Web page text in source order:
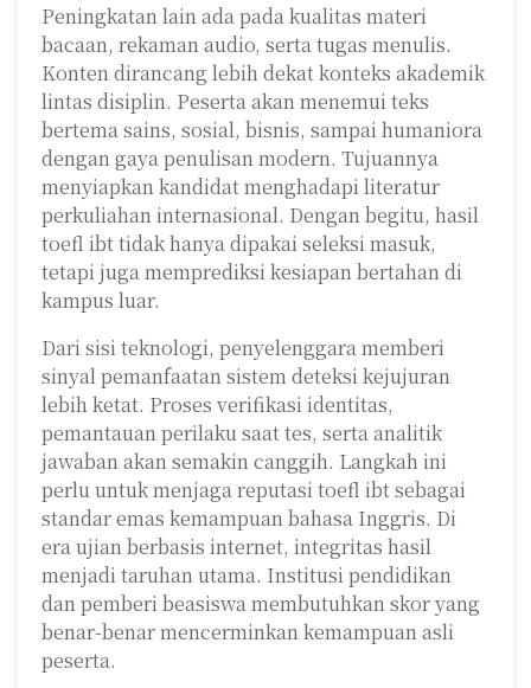
Peningkatan lain ada pada kualitas materi
bacaan, rekaman audio, serta tugas menulis.
Konten dirancang lebih dekat konteks akademik
lintas disiplin. Peserta akan menemui teks
bertema sains, sosial, bisnis, sampai humaniora
dengan gaya penulisan modern. Tujuannya
menyiapkan kandidat menghadapi literatur
perkuliahan internasional. Dengan begitu, hasil
toefl ibt tidak hanya dipakai seleksi masuk,
tetapi juga memprediksi kesiapan bertahan di
kampus luar.
Dari sisi teknologi, penyelenggara memberi
sinyal pemanfaatan sistem deteksi kejujuran
lebih ketat. Proses verifikasi identitas,
pemantauan perilaku saat tes, serta analitik
jawaban akan semakin canggih. Langkah ini
perlu untuk menjaga reputasi toefl ibt sebagai
standar emas kemampuan bahasa Inggris. Di
era ujian berbasis internet, integritas hasil
menjadi taruhan utama. Institusi pendidikan
dan pemberi beasiswa membutuhkan skor yang
benar-benar mencerminkan kemampuan asli
peserta.